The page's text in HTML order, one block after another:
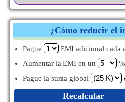
¿Cómo reducir el
Pague EMI adicional cada
Aumentar la EMI en un
Pague la suma global
Recalcular